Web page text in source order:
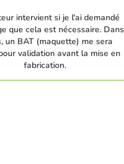
intervient si je l'ai demandé
que cela est nécessaire. Dans
un BAT (maquette) me sera
validation avant la mise en
fabrication.